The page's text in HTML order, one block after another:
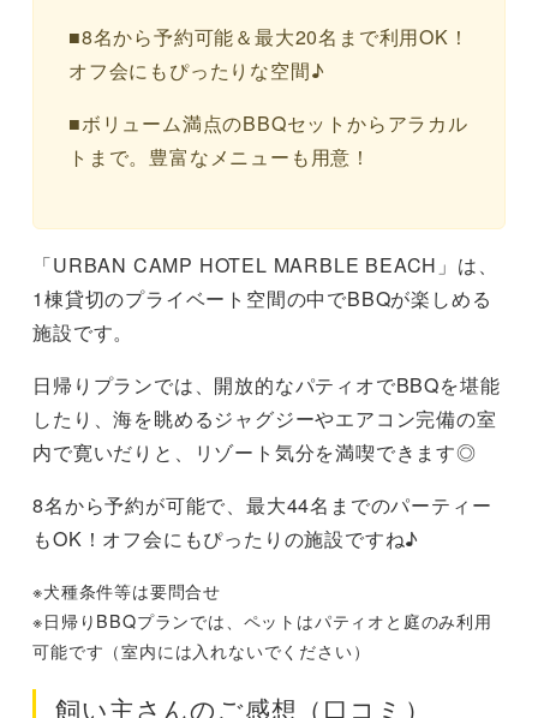
■8名から予約可能＆最大20名まで利用OK！
オフ会にもぴったりな空間♪
■ボリューム満点のBBQセットからアラカル
トまで。豊富なメニューも用意！
「URBAN CAMP HOTEL MARBLE BEACH」は、
1棟貸切のプライベート空間の中でBBQが楽しめる
施設です。
日帰りプランでは、開放的なパティオでBBQを堪能
したり、海を眺めるジャグジーやエアコン完備の室
内で寛いだりと、リゾート気分を満喫できます◎
8名から予約が可能で、最大44名までのパーティー
もOK！オフ会にもぴったりの施設ですね♪
※犬種条件等は要問合せ
※日帰りBBQプランでは、ペットはパティオと庭のみ利用
可能です（室内には入れないでください）
飼い主さんのご感想（口コミ）